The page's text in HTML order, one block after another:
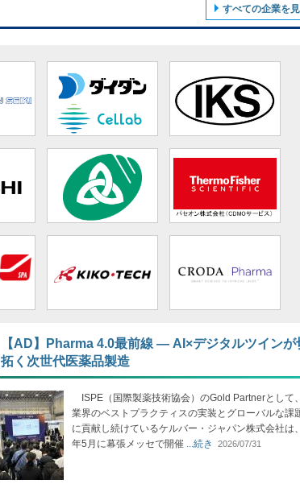
すべての企業を
【AD】Pharma 4.0最前線 ― AI×デジタルツインが
拓く次世代医薬品製造
ISPE（国際製薬技術協会）のGold Partnerとして
業界のベストプラクティスの実装とグローバルな課
に貢献し続けているケルバー・ジャパン株式会社は
年5月に幕張メッセで開催 ...続き 2026/07/31